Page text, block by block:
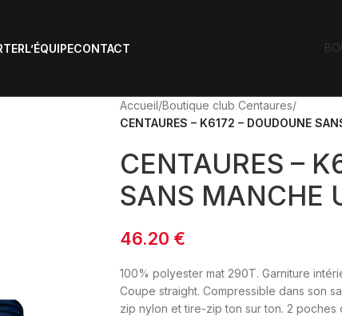
L’ÉQUIPECONTACT
Accueil/Boutique club Centaures/
CENTAURES – K6172 – DOUDOUNE
CENTAURES –
SANS MANCHE
46.20 €
100% polyester mat 290T. Garniture
Coupe straight. Compressible dans son
zip nylon et tire-zip ton sur ton. 2